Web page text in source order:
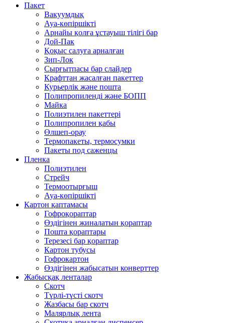
Пакет
Вакуумдық
Ауа-көпіршікті
Арнайы қолға ұстауыш тілігі бар
Дой-Пак
Қоқыс салуға арналған
Зип-Лок
Сырғытпасы бар слайдер
Крафттан жасалған пакеттер
Курьерлік және пошта
Полипропиленді және БОПП
Майка
Полиэтилен пакеттері
Полипропилен қабы
Өлшеп-орау
Термопакеты, термосумки
Пакеты под саженцы
Пленка
Полиэтилен
Стрейч
Термоотырғыш
Ауа-көпіршікті
Картон қаптамасы
Гофроқораптар
Өздігінен жиналатын қораптар
Пошта қораптары
Терезесі бар қораптар
Картон тубусы
Гофрокартон
Өздігінен жабысатын конверттер
Жабысқақ ленталар
Скотч
Түрлі-түсті скотч
Жазбасы бар скотч
Малярлық лента